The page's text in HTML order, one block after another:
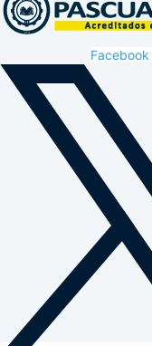
Facebook